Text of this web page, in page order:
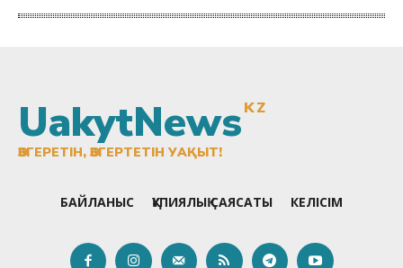
UakytNewsKZ
ӨЗГЕРЕТІН, ӨЗГЕРТЕТІН УАҚЫТ!
БАЙЛАНЫС ҚҰПИЯЛЫҚ САЯСАТЫ КЕЛІСІМ